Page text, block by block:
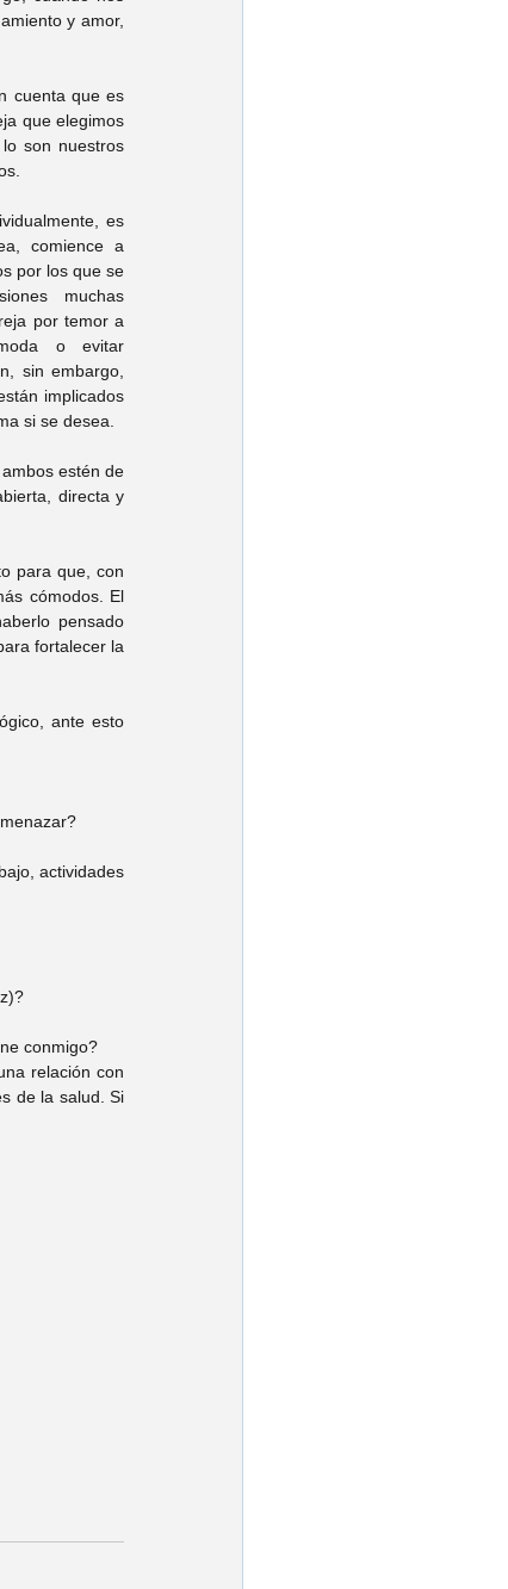
y amor,
cuenta que es
que elegimos
son nuestros
es
comience a
por los que se
muchas
por temor a
o evitar
sin embargo,
implicados
si se desea.
estén de
directa y
para que, con
cómodos. El
pensado
fortalecer la
ante esto
actividades
conmigo?
relación con
de la salud. Si